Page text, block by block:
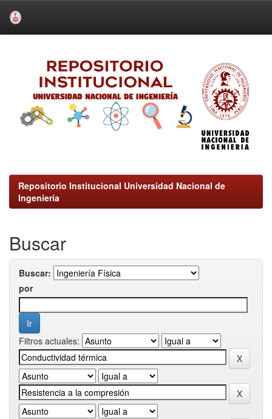
Repositorio Institucional Universidad Nacional de
Ingeniería
Buscar
Buscar:
por
Filtros actuales: